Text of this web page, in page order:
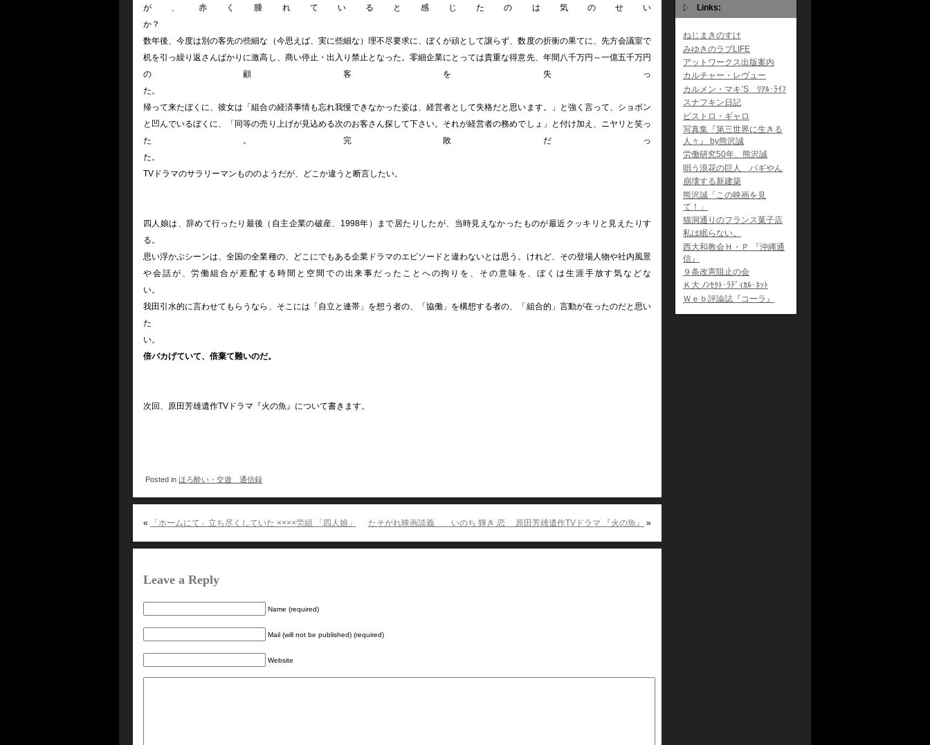
が、赤く腫れていると感じたのは気のせい
数年後、今度は別の客先の些細な（今思えば、実に些細な）理不尽要求に、ぼくが頑として譲らず、数度の折衝の果てに、先方会議室で
机を引っ繰り返さんばかりに激高し、商い停止・出入り禁止となった。零細企業にとっては貴重な得意先、年間八千万円～一億五千万円
の顧客を失っ
帰って来たぼくに、彼女は「組合の経済事情も忘れ我慢できなかった姿は、経営者として失格だと思います。」と強く言って、ショボン
と凹んでいるぼくに、「同等の売り上げが見込める次のお客さん探して下さい。それが経営者の務めでしょ」と付け加え、ニヤリと笑っ
た。完敗だっ
た
TVドラマのサラリーマンもののようだが、どこか違うと断言したい。
四人娘は、辞めて行ったり最後（自主企業の破産、1998年）まで居たりしたが、当時見えなかったものが最近クッキリと見えたりす
る
思い浮かぶシーンは、全国の全業種の、どこにでもある企業ドラマのエピソードと違わないとは思う。けれど、その登場人物や社内風景
や会話が、労働組合が差配する時間と空間での出来事だったことへの拘りを、その意味を、ぼくは生涯手放す気などな
我田引水的に言わせてもらうなら、そこには「自立と連帯」を想う者の、「協働」を構想する者の、「組合的」言動が在ったのだと思い
た
い
倍バカげていて、倍棄て難いのだ。
次回、原田芳雄遺作TVドラマ『火の魚』について書きます。
Posted in ほろ酔い・交遊 通信録
« 「ホームにて」立ち尽くしていた ××××労組 「四人娘」 たそがれ映画談義 いのち 輝き 恋 原田芳雄遺作TVドラマ 『火の魚』 »
Leave a Reply
Name (required)
Mail (will not be published) (required)
Website
Links:
ねじまきのすけ
みゆきのラブLIFE
アットワークス出版案内
カルチャー・レヴュー
カルメン・マキ’S ﾘｱﾙ･ﾗｲﾌ
スナフキン日記
ビストロ・ギャロ
写真集『第三世界に生きる
人々』 by熊沢誠
労働研究50年、熊沢誠
唄う浪花の巨人 パギやん
崩壊する新建築
熊沢誠「この映画を見
て！」
猫洞通りのフランス菓子店
私は眠らない。
西大和教会Ｈ・Ｐ 『沖縄通
信』
９条改憲阻止の会
Ｋ大 ﾉﾝｾｸﾄ･ﾗﾃﾞｨｶﾙ･ﾈｯﾄ
Ｗｅｂ評論誌『コーラ』